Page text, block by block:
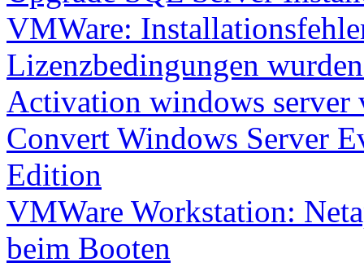
VMWare:
Lizenzbedingungen
Activation windows server
Convert Windows Server
Edition
VMWare Workstation:
beim Booten